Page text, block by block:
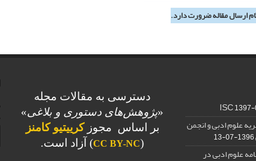
ارسال مقاله ضرورت دارد.
علوم ادبی و انجمن
1396-07-13
علوم ادبی در
دسترسی به مقالات مجله
«پژوهش‌های دستوری و بلاغی»
بر اساس مجوزکرییتیو کامنز
(
CC BY-NC) آزاد است.